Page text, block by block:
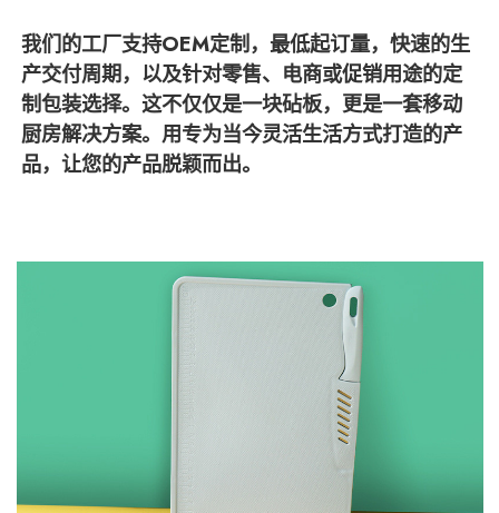
我们的工厂支持OEM定制，最低起订量，快速的生
产交付周期，以及针对零售、电商或促销用途的定
制包装选择。这不仅仅是一块砧板，更是一套移动
厨房解决方案。用专为当今灵活生活方式打造的产
品，让您的产品脱颖而出。